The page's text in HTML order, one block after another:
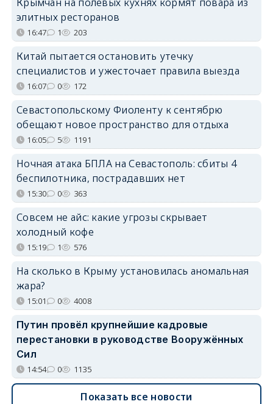
элитных ресторанов
16:47 1 203
Китай пытается остановить утечку
специалистов и ужесточает правила выезда
16:07 0 172
Севастопольскому Фиоленту к сентябрю
обещают новое пространство для отдыха
16:05 5 1191
Ночная атака БПЛА на Севастополь: сбиты 4
беспилотника, пострадавших нет
15:30 0 363
Совсем не айс: какие угрозы скрывает
холодный кофе
15:19 1 576
На сколько в Крыму установилась аномальная
жара?
15:01 0 4008
Путин провёл крупнейшие кадровые
перестановки в руководстве Вооружённых
Сил
14:54 0 1135
Показать все новости